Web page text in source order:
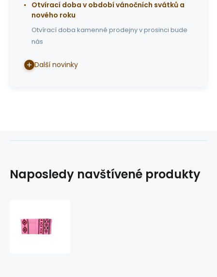
Otvírací doba v období vánočních svátků a
nového roku
Otvírací doba kamenné prodejny v prosinci bude
nás
Další novinky
Naposledy navštívené produkty